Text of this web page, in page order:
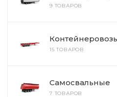
9 ТОВАРОВ
15 ТОВАРОВ
Самосвальные
7 ТОВАРОВ